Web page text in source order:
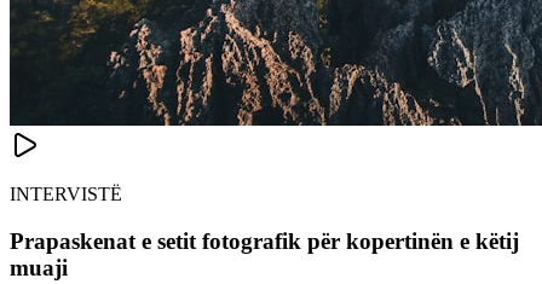
INTERVISTË
Prapaskenat e setit fotografik për kopertinën e këtij
muaji